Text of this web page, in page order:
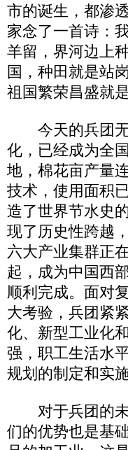
市的诞生，都渗
家念了一首诗：
羊留，界河边上
国，种田就是站
祖国繁荣昌盛就
今天的兵团无
化，已经成为全
地，棉花亩产量
技术，使用面积
造了世界节水史
现了历史性跨越
六大产业集群正
起，成为中国西
顺利完成。面对
大考验，兵团紧
化、新型工业化
强，职工生活水
规划的制定和实
对于兵团的未
们的优势也是基